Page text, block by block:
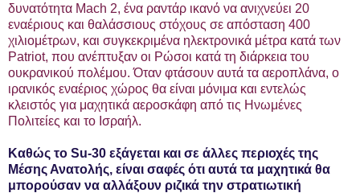
δυνατότητα Mach 2, ένα ραντάρ ικανό να ανιχνεύει 20
εναέριους και θαλάσσιους στόχους σε απόσταση 400
χιλιομέτρων, και συγκεκριμένα ηλεκτρονικά μέτρα κατά των
Patriot, που ανέπτυξαν οι Ρώσοι κατά τη διάρκεια του
ουκρανικού πολέμου. Όταν φτάσουν αυτά τα αεροπλάνα, ο
ιρανικός εναέριος χώρος θα είναι μόνιμα και εντελώς
κλειστός για μαχητικά αεροσκάφη από τις Ηνωμένες
Πολιτείες και το Ισραήλ.
Καθώς το Su-30 εξάγεται και σε άλλες περιοχές της
Μέσης Ανατολής, είναι σαφές ότι αυτά τα μαχητικά θα
μπορούσαν να αλλάξουν ριζικά την στρατιωτική